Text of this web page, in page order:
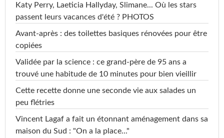
Katy Perry, Laeticia Hallyday, Slimane... Où les stars
passent leurs vacances d'été ? PHOTOS
Avant-après : des toilettes basiques rénovées pour être
copiées
Validée par la science : ce grand-père de 95 ans a
trouvé une habitude de 10 minutes pour bien vieillir
Cette recette donne une seconde vie aux salades un
peu flétries
Vincent Lagaf a fait un étonnant aménagement dans sa
maison du Sud : "On a la place..."